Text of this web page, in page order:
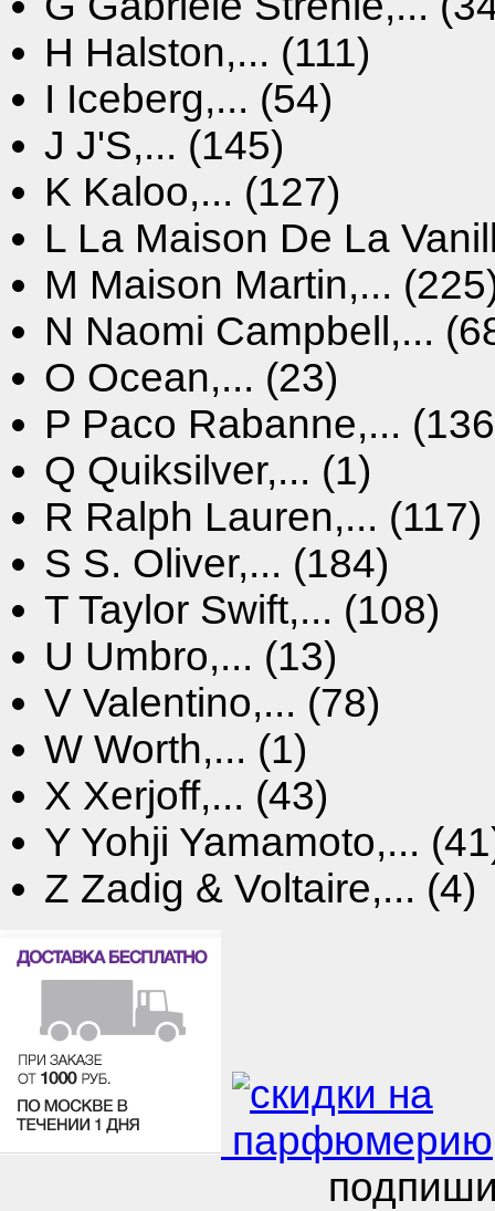
H Halston,... (111)
I Iceberg,... (54)
J J'S,... (145)
K Kaloo,... (127)
L La Maison De La
M Maison Martin,...
N Naomi Campbell,...
O Ocean,... (23)
P Paco Rabanne,...
Q Quiksilver,... (1)
R Ralph Lauren,... (117)
S S. Oliver,... (184)
T Taylor Swift,... (108)
U Umbro,... (13)
V Valentino,... (78)
W Worth,... (1)
X Xerjoff,... (43)
Y Yohji Yamamoto,...
Z Zadig & Voltaire,... (4)